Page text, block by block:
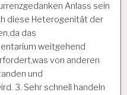
Anlass sein
diese Heterogenität der
das
weitgehend
von anderen
und
3. Sehr schnell handeln